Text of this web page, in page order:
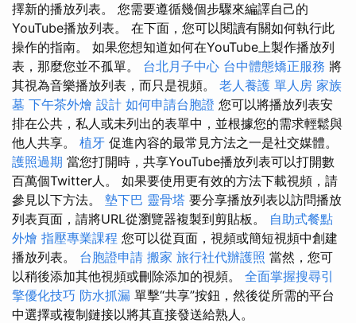
擇新的播放列表。 您需要遵循幾個步驟來編譯自己的
YouTube播放列表。 在下面，您可以閱讀有關如何執行此
操作的指南。 如果您想知道如何在YouTube上製作播放列
表，那麼您並不孤單。 台北月子中心 台中體態矯正服務 將
其視為音樂播放列表，而只是視頻。 老人養護 單人房 家族
墓 下午茶外燴 設計 如何申請台胞證 您可以將播放列表安
排在公共，私人或未列出的表單中，並根據您的需求輕鬆與
他人共享。 植牙 促進內容的最常見方法之一是社交媒體。
護照過期 當您打開時，共享YouTube播放列表可以打開數
百萬個Twitter人。 如果要使用更有效的方法下載視頻，請
參見以下方法。 墊下巴 靈骨塔 要分享播放列表以訪問播放
列表頁面，請將URL從瀏覽器複製到剪貼板。 自助式餐點
外燴 指壓專業課程 您可以從頁面，視頻或簡短視頻中創建
播放列表。 台胞證申請 搬家 旅行社代辦護照 當然，您可
以稍後添加其他視頻或刪除添加的視頻。 全面掌握搜尋引
擎優化技巧 防水抓漏 單擊“共享”按鈕，然後從所需的平台
中選擇或複制鏈接以將其直接發送給熟人。